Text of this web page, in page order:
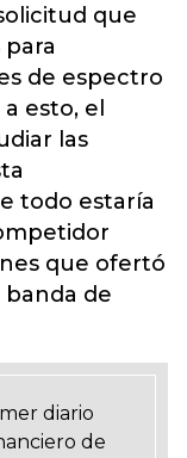
que
de espectro
esto, el
las
todo estaría
que ofertó
banda de
diario
de